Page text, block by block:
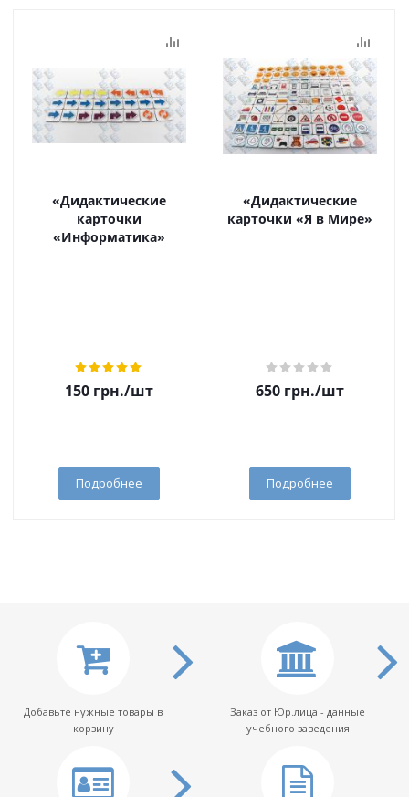
«Дидактические
карточки
«Информатика»
150 грн./шт
Подробнее
«Дидактические
карточки «Я в Мире»
650 грн./шт
Подробнее
Добавьте нужные товары в
корзину
Заказ от Юр.лица - данные
учебного заведения